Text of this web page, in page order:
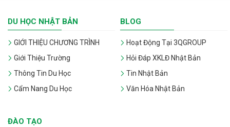
DU HỌC NHẬT BẢN
GIỚI THIỆU CHƯƠNG TRÌNH
Giới Thiệu Trường
Thông Tin Du Học
Cẩm Nang Du Học
BLOG
Hoạt Động Tại 3QGROUP
Hỏi Đáp XKLĐ Nhật Bản
Tin Nhật Bản
Văn Hóa Nhật Bản
ĐÀO TẠO